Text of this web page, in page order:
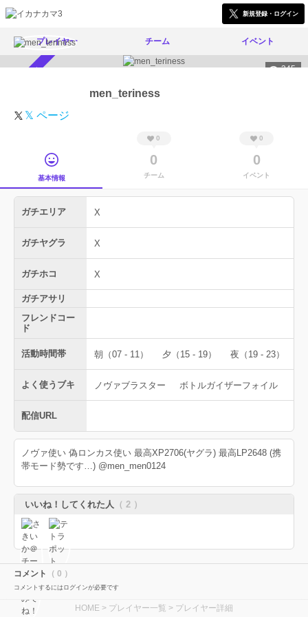
新規登録・ログイン
プレイヤー チーム イベント
345
men_teriness
𝕏 ページ
基本情報
0
0
チーム
0
0
イベント
ガチエリア X
ガチヤグラ X
ガチホコ X
ガチアサリ
フレンドコー
ド
活動時間帯 朝（07 - 11） 夕（15 - 19） 夜（19 - 23）
よく使うブキ ノヴァブラスター ボトルガイザーフォイル
配信URL
ノヴァ使い 偽ロンカス使い 最高XP2706(ヤグラ) 最高LP2648 (携
帯モード勢です…) @men_men0124
いいね！してくれた人 （ 2 ）
コメント （ 0 ）
コメントするにはログインが必要です
HOME > プレイヤー一覧 > プレイヤー詳細